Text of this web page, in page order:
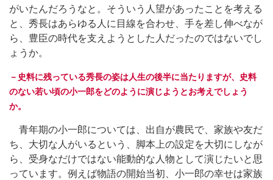
がいたんだろうなと。そういう人望があったことを考える
と、秀長はあらゆる人に目線を合わせ、手を差し伸べなが
ら、豊臣の時代を支えようとした人だったのではないでし
ょうか。
－史料に残っている秀長の姿は人生の後半に当たりますが、史料
のない若い頃の小一郎をどのように演じようとお考えでしょう
か。
青年期の小一郎については、出自が農民で、家族や友だ
ち、大切な人がいるという、脚本上の設定を大切にしなが
ら、受身なだけではない能動的な人物として演じたいと思
っています。例えば物語の開始当初、小一郎の幸せは家族